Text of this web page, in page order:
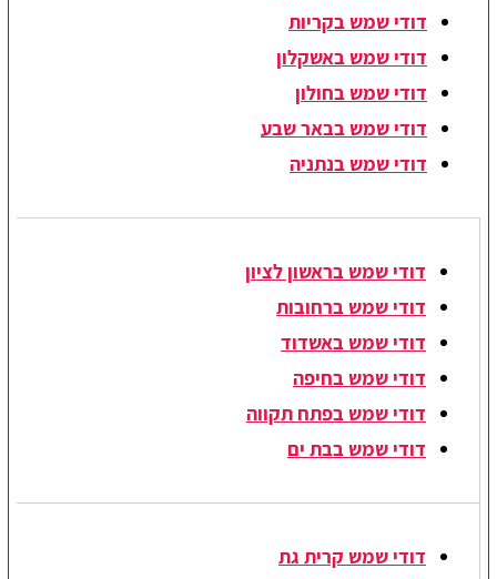
דודי שמש בקריות
דודי שמש באשקלון
דודי שמש בחולון
דודי שמש בבאר שבע
דודי שמש בנתניה
דודי שמש בראשון לציון
דודי שמש ברחובות
דודי שמש באשדוד
דודי שמש בחיפה
דודי שמש בפתח תקווה
דודי שמש בבת ים
דודי שמש קרית גת